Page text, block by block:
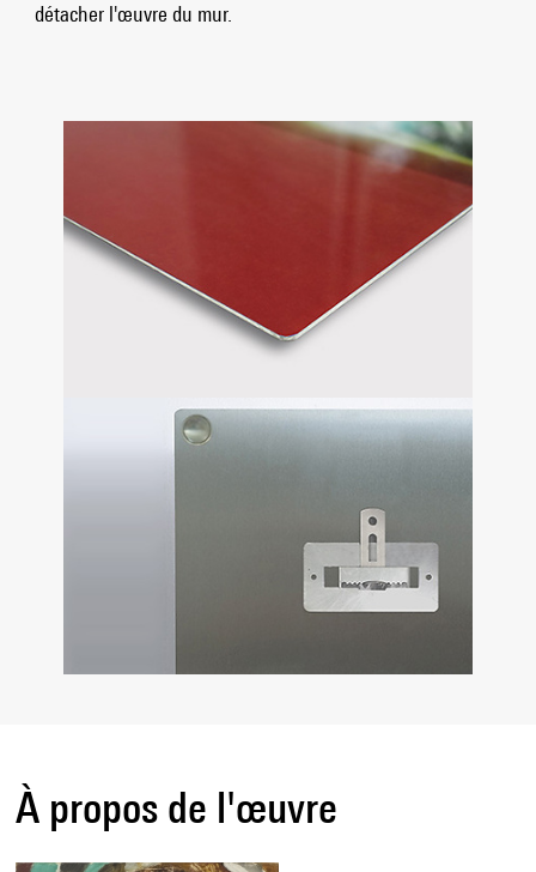
détacher l'œuvre du mur.
À propos de l'œuvre